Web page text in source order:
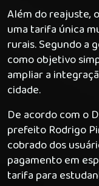
Além do reajuste,
uma tarifa única
rurais. Segundo a
como objetivo
ampliar a
cidade.
De acordo com o
prefeito Rodrigo
cobrado dos
pagamento em
tarifa para